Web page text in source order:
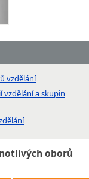
vzdělání
a skupin
oborů